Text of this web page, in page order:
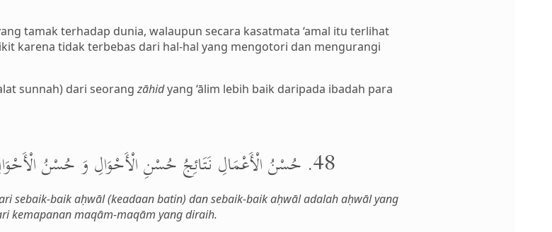
tamak terhadap dunia, walaupun secara kasatmata ‘amal itu terlihat
karena tidak terbebas dari hal-hal yang mengotori dan mengurangi
sunnah) dari seorangzāhidyang ‘ālim lebih baik daripada ibadah para
48. حُسْنُ الْأَعْمَالِ نَتَائِجُ حُسْنِ الْأَحْوَالِ وَ حُسْنُ الْأَحْوَالِ مِنَ التَّحَقُّقِ فِيْ مَقَامَاتِ الْإِنْزَالِ
sebaik-baik aḥwāl (keadaan batin) dan sebaik-baik aḥwāl adalah aḥwāl yang
kemapanan maqām-maqām yang diraih.